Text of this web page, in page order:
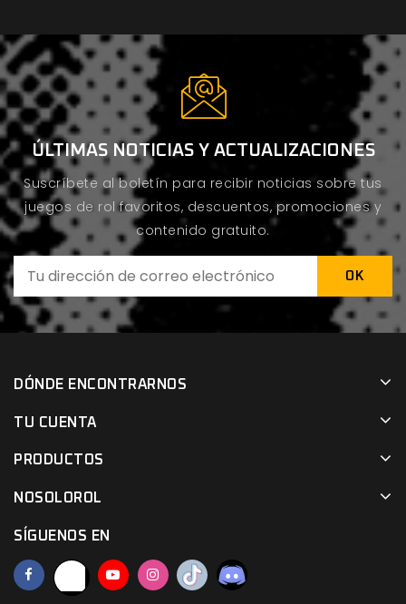
ÚLTIMAS NOTICIAS Y ACTUALIZACIONES
Suscríbete al boletín para recibir noticias sobre tus
juegos de rol favoritos, descuentos, promociones y
contenido gratuito.
DÓNDE ENCONTRARNOS
TU CUENTA
PRODUCTOS
NOSOLOROL
SÍGUENOS EN